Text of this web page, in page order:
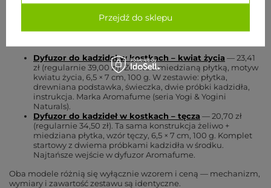
Polecane dyfuzory
Dyfuzor do kadzideł w kostkach – kwiat życia — 23,41
zł (regularnie 39,00 zł). Żeliwo z miedzianą płytką, motyw
kwiatu życia, 6,5 × 7 cm, 100 g. W zestawie: płytka,
drewniana podstawka, świeczka, dwie próbki kadzidła,
instrukcja. Marka Aromafume (seria Yogi & Yogini
Naturals).
Dyfuzor do kadzideł w kostkach – tęcza — 20,70 zł
(regularnie 34,50 zł). Ta sama konstrukcja żeliwo +
miedziana płytka, wzór tęczy, 6,5 × 7 cm, 100 g. Komplet
startowy z dwiema próbkami kadzidła w środku.
Najtańsze wejście w dyfuzor Aromafume.
Oba modele różnią się wyłącznie wzorem i ceną — mechanizm,
wymiary i zawartość zestawu są identyczne.
Przejdź do sklepu